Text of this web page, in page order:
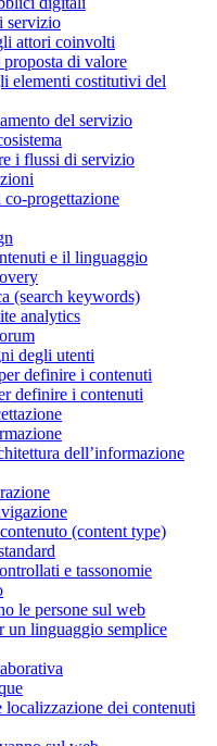
servizio
attori coinvolti
di valore
elementi costitutivi del
del servizio
i flussi di servizio
progettazione
e il linguaggio
(search keywords)
analytics
degli utenti
definire i contenuti
definire i contenuti
dell’informazione
(content type)
e tassonomie
le persone sul web
un linguaggio semplice
localizzazione dei contenuti